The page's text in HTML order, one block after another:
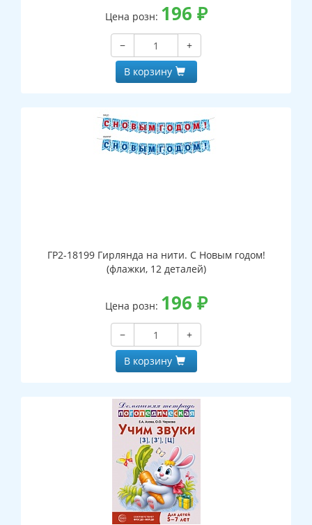
Цена розн: 196 ₽
−
+
В корзину
ГР2-18199 Гирлянда на нити. С Новым годом!
(флажки, 12 деталей)
Цена розн: 196 ₽
−
+
В корзину